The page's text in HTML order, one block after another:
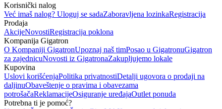
Korisnički nalog
Već imaš nalog? Uloguj se sadaZaboravljena lozinkaRegistracija
Prodaja
AkcijeNovostiRegistracija poklona
Kompanija Gigatron
O Kompaniji GigatronUpoznaj naš timPosao u GigatronuGigatron
za zajednicuNovosti iz GigatronaZakupljujemo lokale
Kupovina
Uslovi korišćenjaPolitika privatnostiDetalji ugovora o prodaji na
daljinuObaveštenje o pravima i obavezama
potrošačaReklamacijeOsiguranje uređajaOutlet ponuda
Potrebna ti je pomoć?